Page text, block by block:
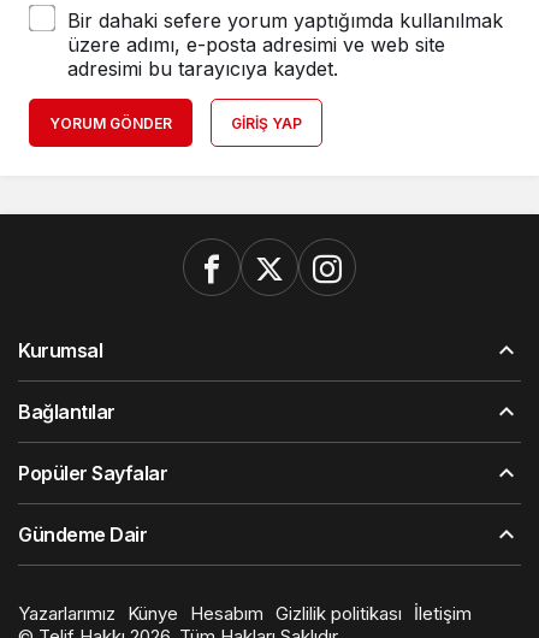
Bir dahaki sefere yorum yaptığımda kullanılmak
üzere adımı, e-posta adresimi ve web site
adresimi bu tarayıcıya kaydet.
YORUM GÖNDER GIRIŞ YAP
Kurumsal
Bağlantılar
Popüler Sayfalar
Gündeme Dair
Yazarlarımız Künye Hesabım Gizlilik politikası
İletişim